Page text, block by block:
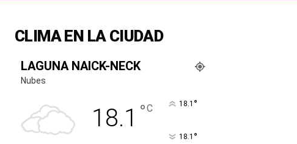
CLIMA EN LA CIUDAD
LAGUNA NAICK-NECK
Nubes
18.1 °C 18.1 °
18.1 °